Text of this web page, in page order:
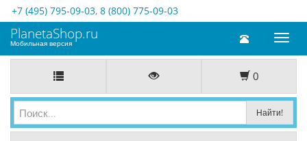
+7 (495) 795-09-03, 8 (800) 775-09-03
Toggle
PlanetaShop.ru
Мобильная версия
0